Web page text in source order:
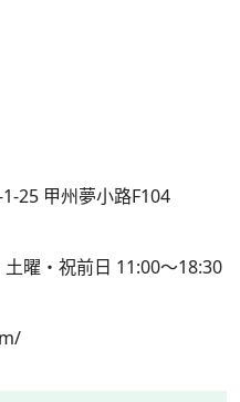
25 甲州夢小路F104
曜・祝前日 11:00～18:30